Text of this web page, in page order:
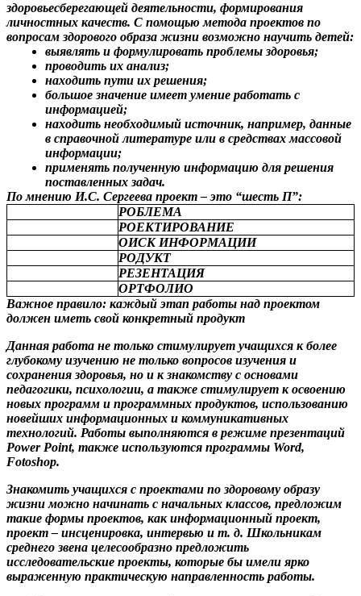
здоровьесберегающей деятельности, формирования
личностных качеств. С помощью метода проектов по
вопросам здорового образа жизни возможно научить детей:
выявлять и формулировать проблемы здоровья;
проводить их анализ;
находить пути их решения;
большое значение имеет умение работать с
информацией;
находить необходимый источник, например, данные
в справочной литературе или в средствах массовой
информации;
применять полученную информацию для решения
поставленных задач.
По мнению И.С. Сергеева проект – это “шесть П”:
РОБЛЕМА
РОЕКТИРОВАНИЕ
ОИСК ИНФОРМАЦИИ
РОДУКТ
РЕЗЕНТАЦИЯ
ОРТФОЛИО
Важное правило: каждый этап работы над проектом
должен иметь свой конкретный продукт
Данная работа не только стимулирует учащихся к более
глубокому изучению не только вопросов изучения и
сохранения здоровья, но и к знакомству с основами
педагогики, психологии, а также стимулирует к освоению
новых программ и программных продуктов, использованию
новейших информационных и коммуникативных
технологий. Работы выполняются в режиме презентаций
Power Point, также используются программы Word,
Fotoshop.
Знакомить учащихся с проектами по здоровому образу
жизни можно начинать с начальных классов, предложим
такие формы проектов, как информационный проект,
проект – инсценировка, интервью и т. д. Школьникам
среднего звена целесообразно предложить
исследовательские проекты, которые бы имели ярко
выраженную практическую направленность работы.